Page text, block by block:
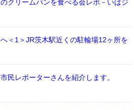
クリームパンを食べる会レポ－いばジ
＜1＞JR茨木駅近くの駐輪場12ヶ所を
民レポーターさんを紹介します。